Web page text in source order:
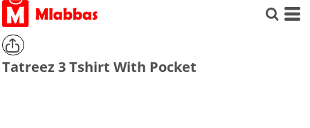
Tatreez 3 Tshirt With Pocket